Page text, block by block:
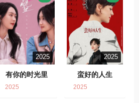
2025
有你的时光里
2025
2025
蛮好的人生
2025